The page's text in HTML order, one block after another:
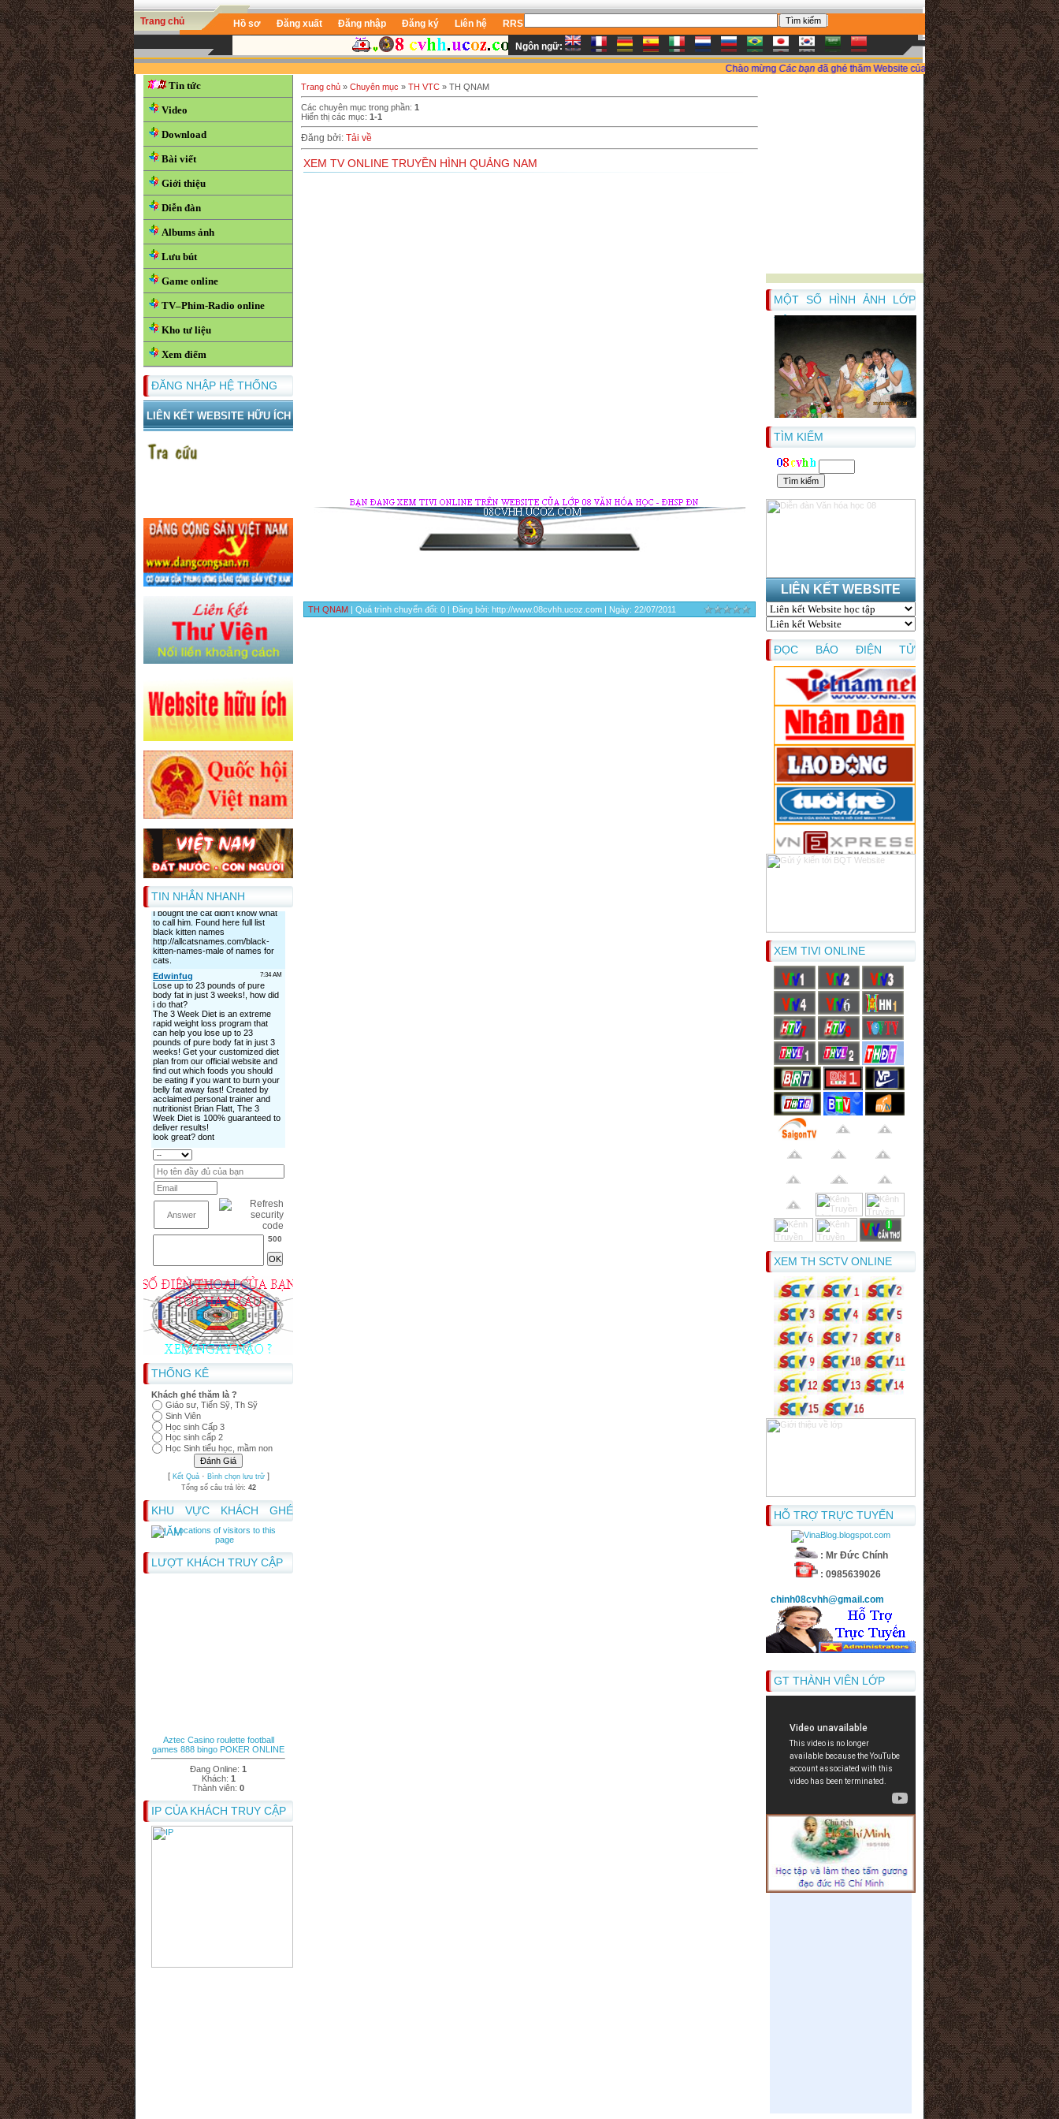
Trang chủ Hồ sơ Đăng xuất Đăng nhập Đăng ký Liên hệ RRS
Ngôn ngữ:
Chào mừngCác bạnđã ghé thăm Website của tập thể lớp chúng tôi vào Thứ 7,
Tin tức
Video
Download
Bài viết
Giới thiệu
Diễn đàn
Albums ảnh
Lưu bút
Game online
TV–Phim-Radio online
Kho tư liệu
Xem điểm
ĐĂNG NHẬP HỆ THỐNG
LIÊN KẾT WEBSITE HỮU ÍCH
TIN NHẮN NHANH
500
THỐNG KÊ
Khách ghé thăm là ?
Giáo sư, Tiến Sỹ, Th Sỹ
Sinh Viên
Học sinh Cấp 3
Học sinh cấp 2
Học Sinh tiểu học, mầm non
[ Kết Quả· Bình chọn lưu trữ]
Tổng số câu trả lời: 42
KHU VỰC KHÁCH GHÉ
THĂM
LƯỢT KHÁCH TRUY CẬP
Aztec Casino roulette football
games 888 bingo POKER ONLINE
Đang Online: 1
Khách: 1
Thành viên: 0
IP CỦA KHÁCH TRUY CẬP
MỘT SỐ HÌNH ẢNH LỚP
TÔI
TÌM KIẾM
LIÊN KẾT WEBSITE
ĐỌC BÁO ĐIỆN TỬ
ONLINE
XEM TIVI ONLINE
XEM TH SCTV ONLINE
HỖ TRỢ TRỰC TUYẾN
: Mr Đức Chính
: 0985639026
chinh08cvhh@gmail.com
GT THÀNH VIÊN LỚP
Trang chủ » Chuyên mục » TH VTC » TH QNAM
Các chuyên mục trong phần: 1
Hiển thị các mục: 1-1
Đăng bởi: Tải về
XEM TV ONLINE TRUYỀN HÌNH QUẢNG NAM
TH QNAM | Quá trình chuyển đổi: 0 | Đăng bởi: http://www.08cvhh.ucoz.com | Ngày: 22/07/2011